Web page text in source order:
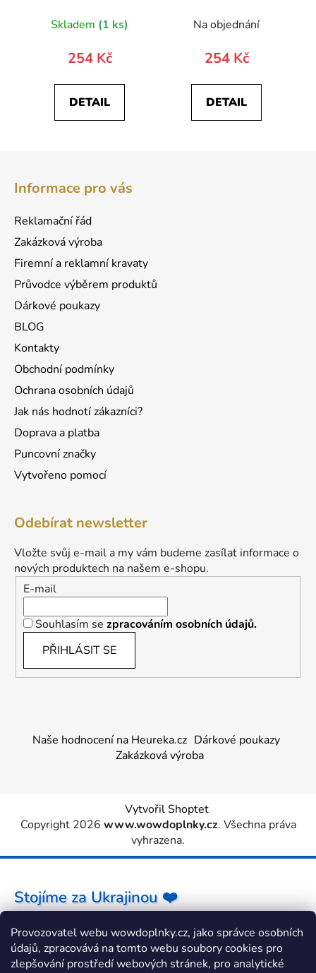
Provozovatel webu wowdoplnky.cz, jako správce osobních
údajů, zpracovává na tomto webu soubory cookies pro
zlepšování prostředí webových stránek, pro analytické
Skladem (1 ks)
254 Kč
DETAIL
Na objednání
254 Kč
DETAIL
Informace pro vás
Reklamační řád
Zakázková výroba
Firemní a reklamní kravaty
Průvodce výběrem produktů
Dárkové poukazy
BLOG
Kontakty
Obchodní podmínky
Ochrana osobních údajů
Jak nás hodnotí zákazníci?
Doprava a platba
Puncovní značky
Vytvořeno pomocí
Odebírat newsletter
Vložte svůj e-mail a my vám budeme zasílat informace o
nových produktech na našem e-shopu.
E-mail
Souhlasím se zpracováním osobních údajů.
PŘIHLÁSIT SE
Naše hodnocení na Heureka.cz Dárkové poukazy
Zakázková výroba
Vytvořil Shoptet
Copyright 2026 www.wowdoplnky.cz. Všechna práva
vyhrazena.
Stojíme za Ukrajinou ❤️
Jak a čím pomoci »